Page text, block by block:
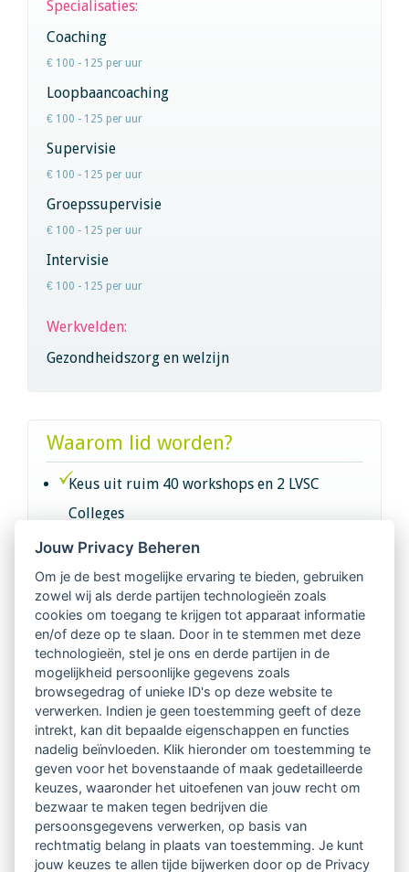
Specialisaties:
Coaching
€ 100 - 125 per uur
Loopbaancoaching
€ 100 - 125 per uur
Supervisie
€ 100 - 125 per uur
Groepssupervisie
€ 100 - 125 per uur
Intervisie
€ 100 - 125 per uur
Werkvelden:
Gezondheidszorg en welzijn
Waarom lid worden?
Keus uit ruim 40 workshops en 2 LVSC
Colleges
Intervisie met geregistreerde vakgenoten
Netwerk van 2100 professionals in 14
regio's
Vindbaar voor opdrachtgevers
Tijdschrift voor
Begeleidingskunde & kennisbank
Beroepsregistratie (LVSC keurmerk)
Lid worden van LVSC
Jouw Privacy Beheren
Om je de best mogelijke ervaring te bieden, gebruiken
zowel wij als derde partijen technologieën zoals
cookies om toegang te krijgen tot apparaat informatie
en/of deze op te slaan. Door in te stemmen met deze
technologieën, stel je ons en derde partijen in de
mogelijkheid persoonlijke gegevens zoals
browsegedrag of unieke ID's op deze website te
verwerken. Indien je geen toestemming geeft of deze
intrekt, kan dit bepaalde eigenschappen en functies
nadelig beïnvloeden. Klik hieronder om toestemming te
geven voor het bovenstaande of maak gedetailleerde
keuzes, waaronder het uitoefenen van jouw recht om
bezwaar te maken tegen bedrijven die
persoonsgegevens verwerken, op basis van
rechtmatig belang in plaats van toestemming. Je kunt
jouw keuzes te allen tijde bijwerken door op de Privacy